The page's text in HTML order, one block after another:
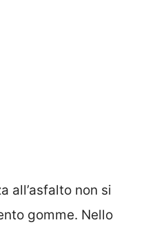
all’asfalto non si
gomme. Nello